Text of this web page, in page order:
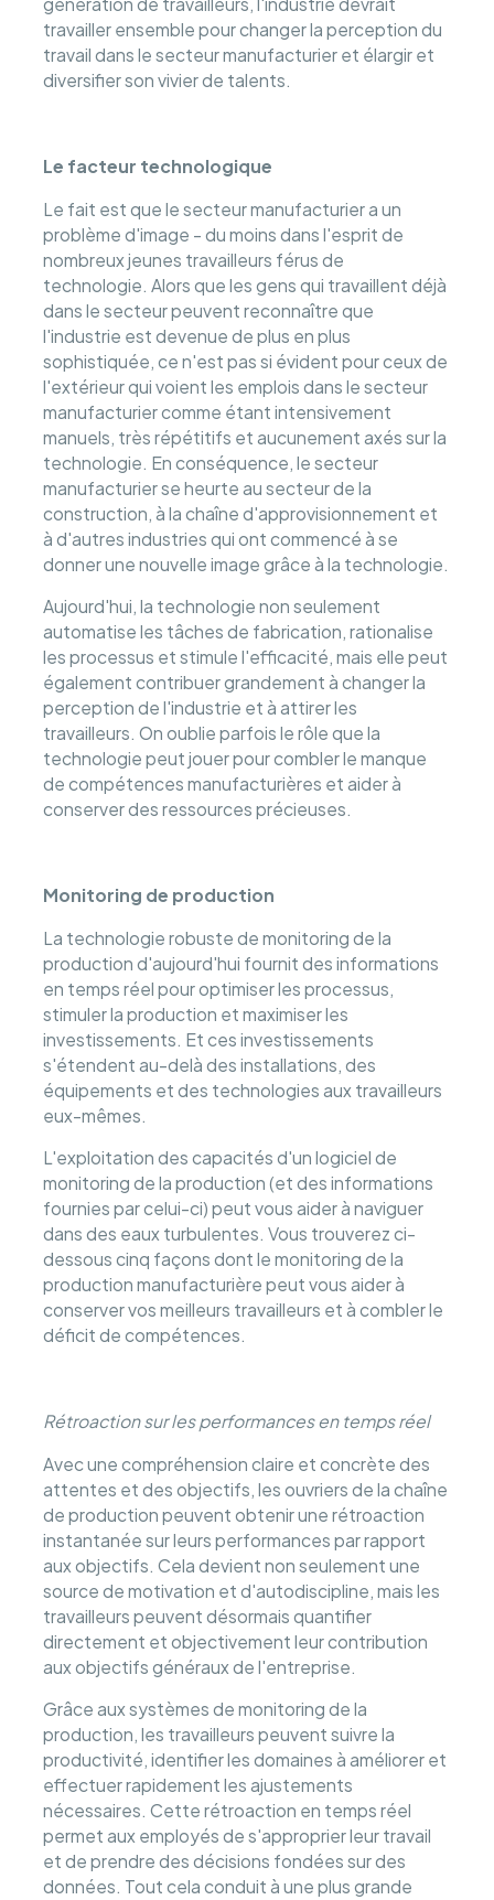
génération de travailleurs, l'industrie devrait
travailler ensemble pour changer la perception du
travail dans le secteur manufacturier et élargir et
diversifier son vivier de talents.
Le facteur technologique
Le fait est que le secteur manufacturier a un
problème d'image - du moins dans l'esprit de
nombreux jeunes travailleurs férus de
technologie. Alors que les gens qui travaillent déjà
dans le secteur peuvent reconnaître que
l'industrie est devenue de plus en plus
sophistiquée, ce n'est pas si évident pour ceux de
l'extérieur qui voient les emplois dans le secteur
manufacturier comme étant intensivement
manuels, très répétitifs et aucunement axés sur la
technologie. En conséquence, le secteur
manufacturier se heurte au secteur de la
construction, à la chaîne d'approvisionnement et
à d'autres industries qui ont commencé à se
donner une nouvelle image grâce à la technologie.
Aujourd'hui, la technologie non seulement
automatise les tâches de fabrication, rationalise
les processus et stimule l'efficacité, mais elle peut
également contribuer grandement à changer la
perception de l'industrie et à attirer les
travailleurs. On oublie parfois le rôle que la
technologie peut jouer pour combler le manque
de compétences manufacturières et aider à
conserver des ressources précieuses.
Monitoring de production
La technologie robuste de monitoring de la
production d'aujourd'hui fournit des informations
en temps réel pour optimiser les processus,
stimuler la production et maximiser les
investissements. Et ces investissements
s'étendent au-delà des installations, des
équipements et des technologies aux travailleurs
eux-mêmes.
L'exploitation des capacités d'un logiciel de
monitoring de la production (et des informations
fournies par celui-ci) peut vous aider à naviguer
dans des eaux turbulentes. Vous trouverez ci-
dessous cinq façons dont le monitoring de la
production manufacturière peut vous aider à
conserver vos meilleurs travailleurs et à combler le
déficit de compétences.
Rétroaction sur les performances en temps réel
Avec une compréhension claire et concrète des
attentes et des objectifs, les ouvriers de la chaîne
de production peuvent obtenir une rétroaction
instantanée sur leurs performances par rapport
aux objectifs. Cela devient non seulement une
source de motivation et d'autodiscipline, mais les
travailleurs peuvent désormais quantifier
directement et objectivement leur contribution
aux objectifs généraux de l'entreprise.
Grâce aux systèmes de monitoring de la
production, les travailleurs peuvent suivre la
productivité, identifier les domaines à améliorer et
effectuer rapidement les ajustements
nécessaires. Cette rétroaction en temps réel
permet aux employés de s'approprier leur travail
et de prendre des décisions fondées sur des
données. Tout cela conduit à une plus grande